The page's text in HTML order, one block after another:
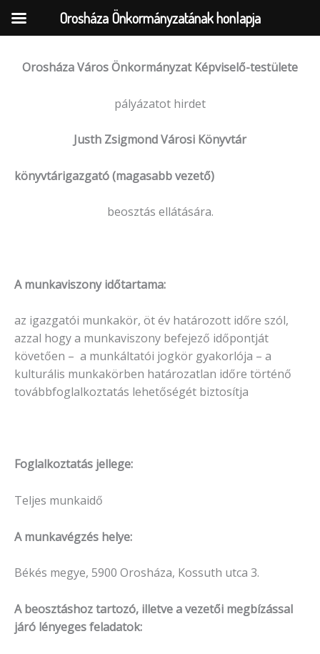
Orosháza Város Önkormányzat Képviselő-testülete
pályázatot hirdet
Justh Zsigmond Városi Könyvtár
könyvtárigazgató (magasabb vezető)
beosztás ellátására.
A munkaviszony időtartama:
az igazgatói munkakör, öt év határozott időre szól,
azzal hogy a munkaviszony befejező időpontját
követően – a munkáltatói jogkör gyakorlója – a
kulturális munkakörben határozatlan időre történő
továbbfoglalkoztatás lehetőségét biztosítja
Foglalkoztatás jellege:
Teljes munkaidő
A munkavégzés helye:
Békés megye, 5900 Orosháza, Kossuth utca 3.
A beosztáshoz tartozó, illetve a vezetői megbízással
járó lényeges feladatok:
Orosháza Önkormányzatának honlapja